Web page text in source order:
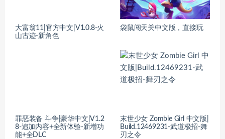
大富翁11|官方中文|V1.0.8-火
山古迹-新角色
袋鼠闯天关中文版，直接玩
罪恶装备 斗争|豪华中文|V1.2
8-追加内容+全新体验-新增功
能+全DLC
末世少女 Zombie Girl 中文版|
Build.12469231-武道极招-舞
刃之令